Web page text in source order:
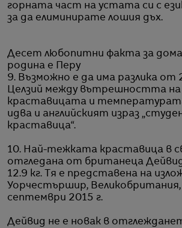
горната част на устата си с
за да елиминирате лошия дъх.
Десет любопитни факта за
родина е Перу
9. Възможно е да има разлика от
Целзий между вътрешността на
краставицата и
идва и английският израз
краставица“.
10. Най-тежката краставица в
отгледана от британеца
12.9 кг. Тя е представена на
Уорчестършир, Великобритания,
септември 2015 г.
Дейвид не е новак в